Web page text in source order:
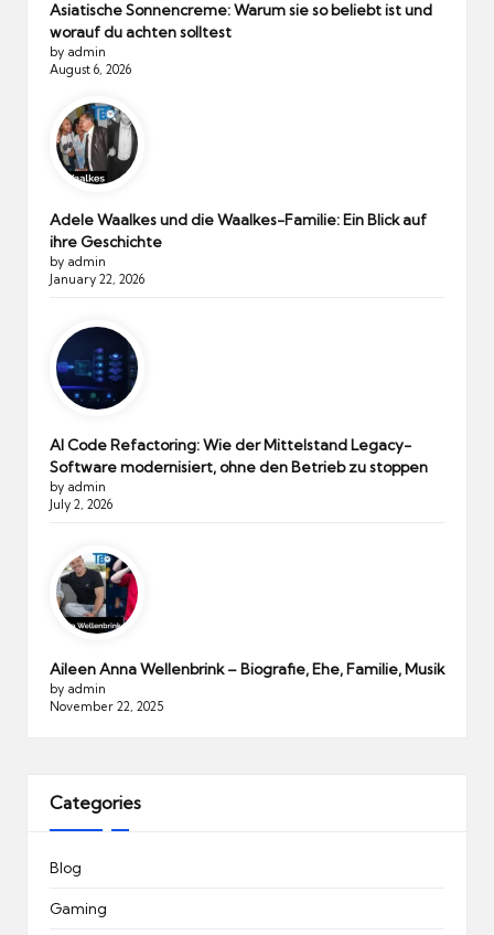
Asiatische Sonnencreme: Warum sie so beliebt ist und
worauf du achten solltest
by admin
August 6, 2026
Adele Waalkes und die Waalkes-Familie: Ein Blick auf
ihre Geschichte
by admin
January 22, 2026
AI Code Refactoring: Wie der Mittelstand Legacy-
Software modernisiert, ohne den Betrieb zu stoppen
by admin
July 2, 2026
Aileen Anna Wellenbrink – Biografie, Ehe, Familie, Musik
by admin
November 22, 2025
Categories
Blog
Gaming